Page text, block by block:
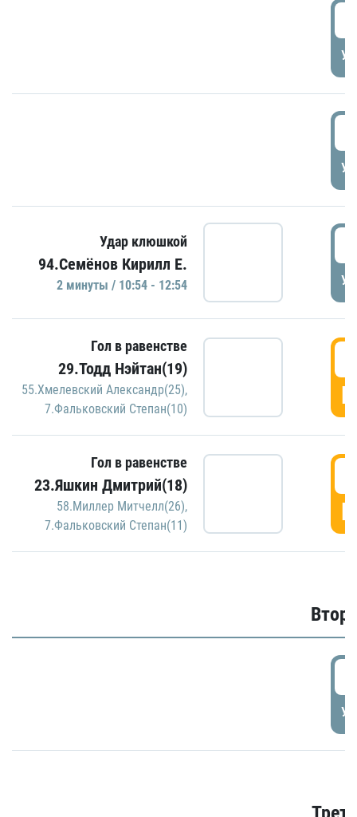
Удар клюшкой
94.Семёнов Кирилл Е.
2 минуты / 10:54 - 12:54
Гол в равенстве
29.Тодд Нэйтан(19)
55.Хмелевский Александр(25),
7.Фальковский Степан(10)
Гол в равенстве
23.Яшкин Дмитрий(18)
58.Миллер Митчелл(26),
7.Фальковский Степан(11)